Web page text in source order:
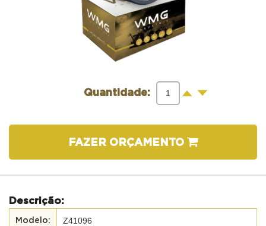
Quantidade: + -
FAZER ORÇAMENTO
Descrição:
Z41096